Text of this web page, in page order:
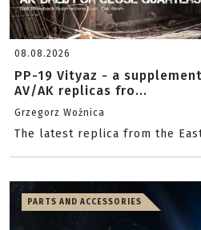
08.08.2026
PP-19 Vityaz - a
AV/AK replicas fro...
Grzegorz Woźnica
The latest replica from the
PARTS AND ACCESSORIES